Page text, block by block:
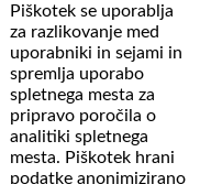
Piškotek se uporablja
za razlikovanje med
uporabniki in sejami in
spremlja uporabo
spletnega mesta za
pripravo poročila o
analitiki spletnega
mesta. Piškotek hrani
podatke anonimizirano